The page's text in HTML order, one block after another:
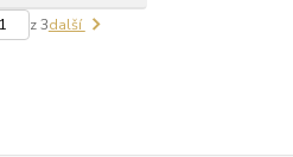
z 3další